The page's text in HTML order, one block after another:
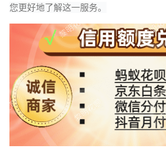
您更好地了解这一服务。